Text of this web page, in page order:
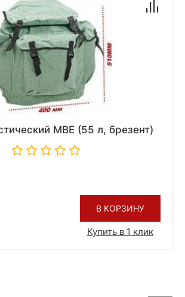
МВЕ (55 л, брезент)
В КОРЗИНУ
Купить в 1 клик